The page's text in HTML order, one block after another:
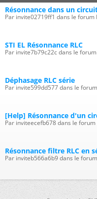
Résonnance dans un
Par invite02719ff1 dans le forum
STI EL Résonnance RLC
Par invite7b79c22c dans le
Déphasage RLC série
Par invite599dd577 dans le
[Help] Résonnance d'un
Par inviteecefb678 dans le forum
Résonnance filtre RLC en
Par inviteb566a6b9 dans le